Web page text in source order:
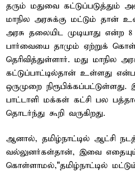
தரும் மதுவை கட்டுப்படுத்தும்
மாநில அரசுக்கு மட்டும் தான்
அரசு தலையிட முடியாது என்ற 8
பார்வையை தாமும் ஏற்றுக்
தெரிவித்துள்ளார். மது மாநில
கட்டுப்பாட்டில்தான் உள்ளது
ஒருமுறை
பாட்டாளி மக்கள் கட்சி பல
தொடர்ந்து கூறி வருகிறது.
ஆனால், தமிழ்நாட்டில் ஆட்சி
வல்லுனர்கள்தான், இவை எதையும்
கொள்ளாமல்,"தமிழ்நாட்டில்